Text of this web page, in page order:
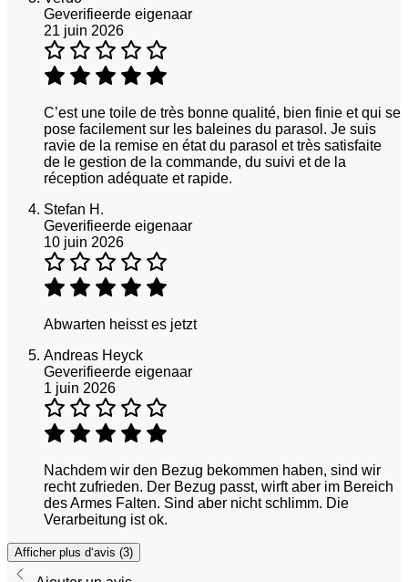
Geverifieerde eigenaar
21 juin 2026
C’est une toile de très bonne qualité, bien finie et qui se
pose facilement sur les baleines du parasol. Je suis
ravie de la remise en état du parasol et très satisfaite
de le gestion de la commande, du suivi et de la
réception adéquate et rapide.
Stefan H.
Geverifieerde eigenaar
10 juin 2026
Abwarten heisst es jetzt
Andreas Heyck
Geverifieerde eigenaar
1 juin 2026
Nachdem wir den Bezug bekommen haben, sind wir
recht zufrieden. Der Bezug passt, wirft aber im Bereich
des Armes Falten. Sind aber nicht schlimm. Die
Verarbeitung ist ok.
Afficher plus d‘avis (3)